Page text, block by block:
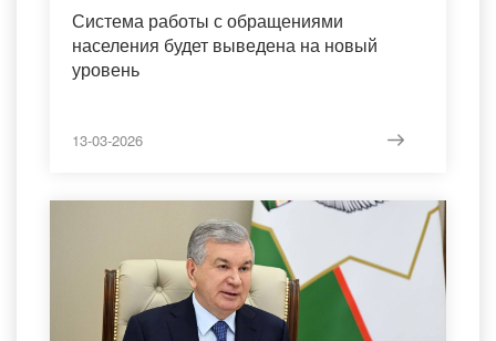
Система работы с обращениями
населения будет выведена на новый
уровень
13-03-2026